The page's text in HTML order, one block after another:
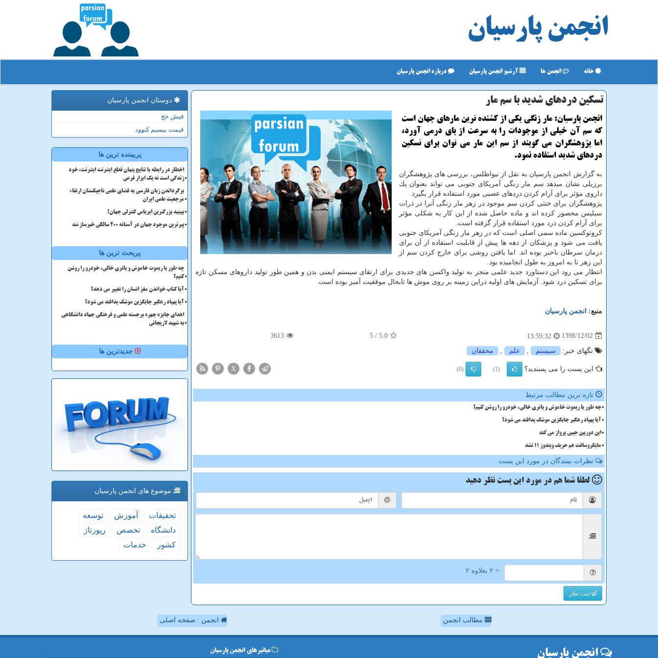
انجمن پارسیان
خانه انجمن ها آرشیو انجمن پارسیان درباره انجمن پارسیان
تسكین دردهای شدید با سم مار
انجمن پارسیان: مار زنگی یكی از كشنده ترین مارهای جهان است
كه سم آن خیلی از موجودات را به سرعت از پای درمی آورد،
اما پژوهشگران می گویند از سم این مار می توان برای تسكین
دردهای شدید استفاده نمود.
به گزارش انجمن پارسیان به نقل از نیواطلس، بررسی های پژوهشگران
برزیلی نشان میدهد سم مار زنگی آمریكای جنوبی می تواند بعنوان یك
داروی مؤثر برای آرام كردن دردهای عصبی مورد استفاده قرار بگیرد.
پژوهشگران برای خنثی كردن سم موجود در زهر مار زنگی آنرا در ذرات
سیلیس محصور كرده اند و ماده حاصل شده از این كار به شكلی مؤثر
برای آرام كردن درد مورد استفاده قرار گرفته است.
كروتوكسین ماده سمی اصلی است كه در زهر مار زنگی آمریكای جنوبی
یافت می شود و پزشكان از دهه ها پیش از قابلیت استفاده از آن برای
درمان سرطان باخبر بوده اند. اما یافتن روشی برای خارج كردن سم از
این زهر تا به امروز به طول انجامیده بود.
انتظار می رود این دستاورد جدید علمی منجر به تولید واكسن های جدیدی برای ارتقای سیستم ایمنی بدن و همین طور تولید داروهای مسكن تازه
برای تسكین درد شود. آزمایش های اولیه دراین زمینه بر روی موش ها تابحال موفقیت آمیز بوده است.
منبع: انجمن پارسیان
1398/12/02
13:59:32
5.0
/ 5
3613
تگهای خبر: سیستم علم محققان
این پست را می پسندید؟ (1)
(0)
X
تازه ترین مطالب مرتبط
چه طور با ریموت خاموش و باتری خالی، خودرو را روشن کنیم؟
آیا پهپاد رهگیر جایگزین موشک پدافند می شود؟
این دوربین جیبی پرواز می کند
مایکروسافت هم حریف ویندوز 11 نشد
نظرات بینندگان در مورد این پست
لطفا شما هم در مورد این پست نظر دهید
= ۲ بعلاوه ۲
ثبت نظر
دوستان انجمن پارسیان
فیش حج
قیمت بیسیم کنوود
پربیننده ترین ها
اخطار در رابطه با نتایج پنهان قطع اینترنت اینترنت، خود
زندگی است نه یک ابزار فرعی
برگرداندن زبان فارسی به فضای علمی تاجیکستان ارتقاء
مرجعیت علمی ایران
ببینید بزرگترین ایرباس کنترلی جهان!
پیرترین موجود جهان در آستانه ۲۰۰ سالگی خبرساز شد
پربحث ترین ها
چه طور با ریموت خاموش و باتری خالی، خودرو را روشن
کنیم؟
آیا کتاب خواندن مغز انسان را تغییر می دهد؟
آیا پهپاد رهگیر جایگزین موشک پدافند می شود؟
اهدای جایزه چهره برجسته علمی و فرهنگی جهاد دانشگاهی
به شهید لاریجانی
جدیدترین ها
موضوع های انجمن پارسیان
تحقیقات آموزش
توسعه
دانشگاه
تخصص
رپورتاژ
كشور
خدمات
مطالب انجمن انجمن : صفحه اصلی
انجمن پارسیان میانبرهای انجمن پارسیان